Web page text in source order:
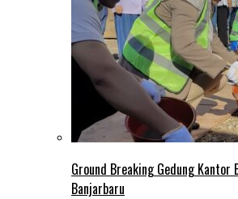
Ground Breaking Gedung Kantor
Banjarbaru